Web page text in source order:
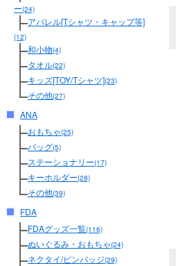
ー(24)
アパレル[Tシャツ・キャップ等]
(12)
和小物(4)
タオル(22)
キッズ[TOY/Tシャツ](23)
その他(27)
ANA
おもちゃ(25)
バッグ(5)
ステーショナリー(17)
キーホルダー(28)
その他(39)
FDA
FDAグッズ一覧(116)
ぬいぐるみ・おもちゃ(24)
ネクタイ/ピンバッジ(29)